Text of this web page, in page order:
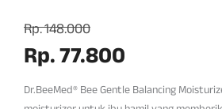
Rp. 148.000
Rp. 77.800
Dr.BeeMed® Bee Gentle Balancing